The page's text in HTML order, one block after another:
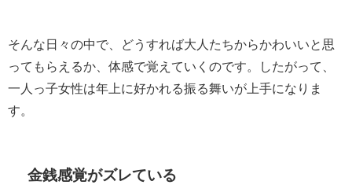
そんな日々の中で、どうすれば大人たちからかわいいと思
ってもらえるか、体感で覚えていくのです。したがって、
一人っ子女性は年上に好かれる振る舞いが上手になりま
す。
金銭感覚がズレている